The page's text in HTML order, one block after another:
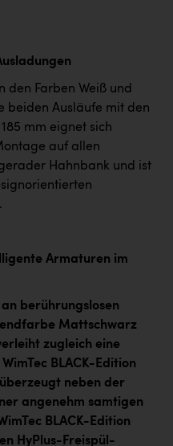
den Farben Weiß und
beiden Ausläufe mit den
mm eignet sich
auf allen
Hahnbank und ist
Armaturen im
berührungslosen
Mattschwarz
zugleich eine
BLACK-Edition
neben der
angenehm samtigen
BLACK-Edition
HyPlus-Freispül-